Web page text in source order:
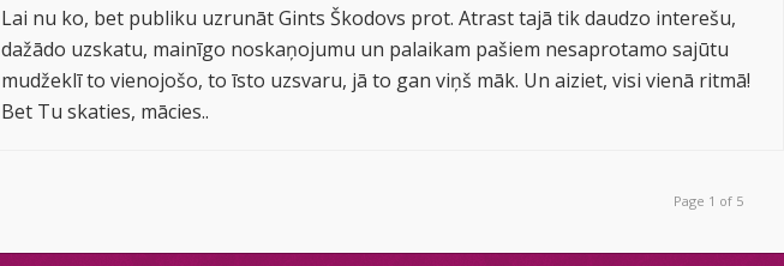
Lai nu ko, bet publiku uzrunāt Gints Škodovs prot. Atrast tajā tik daudzo interešu,
dažādo uzskatu, mainīgo noskaņojumu un palaikam pašiem nesaprotamo sajūtu
mudžeklī to vienojošo, to īsto uzsvaru, jā to gan viņš māk. Un aiziet, visi vienā ritmā!
Bet Tu skaties, mācies..
Page 1 of 5